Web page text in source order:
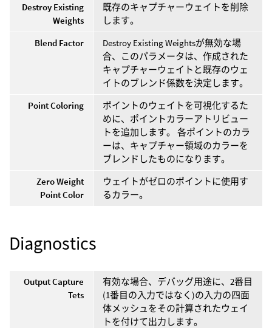
Destroy Existing
Weights
既存のキャプチャーウェイトを削除
します。
Blend Factor
Destroy Existing Weightsが無効な場
合、このパラメータは、作成された
キャプチャーウェイトと既存のウェ
イトのブレンド係数を決定します。
Point Coloring
ポイントのウェイトを可視化するた
めに、ポイントカラーアトリビュー
トを追加します。 各ポイントのカラ
ーは、キャプチャー領域のカラーを
ブレンドしたものになります。
Zero Weight
Point Color
ウェイトがゼロのポイントに使用す
るカラー。
Diagnostics
Output Capture
Tets
有効な場合、デバッグ用途に、2番目
(1番目の入力ではなく)の入力の四面
体メッシュをその計算されたウェイ
トを付けて出力します。